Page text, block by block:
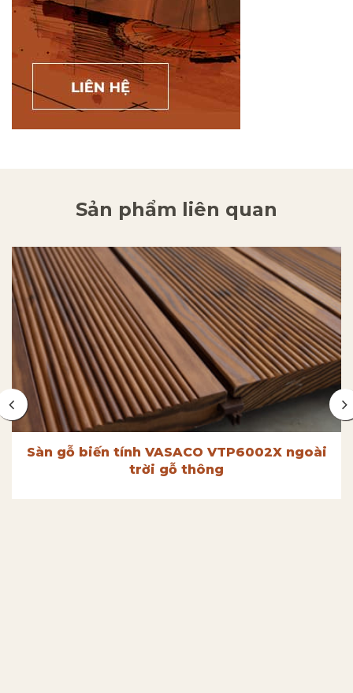
Sản phẩm liên quan
Sàn gỗ biến tính VASACO VTP6002X ngoài
trời gỗ thông